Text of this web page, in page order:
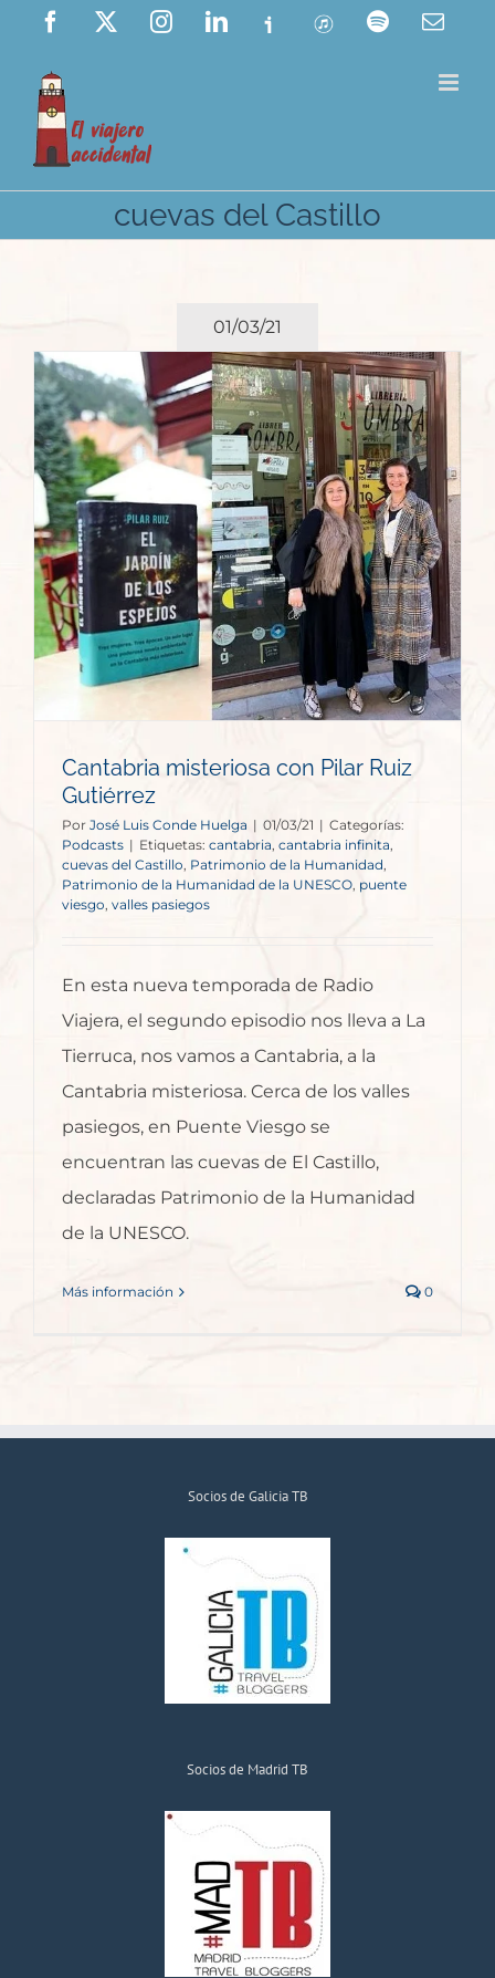
Saltar
contenido
Facebook InstagramLinkedIn
Ivoox ITunes Spotify
cuevas del Castillo
01/03/21
Cantabria misteriosa con Pilar Ruiz
Gutiérrez
Por José Luis Conde Huelga | 01/03/21 | Categorías:
Podcasts | Etiquetas: cantabria, cantabria infinita,
cuevas del Castillo, Patrimonio de la Humanidad,
Patrimonio de la Humanidad de la UNESCO, puente
viesgo, valles pasiegos
En esta nueva temporada de Radio
Viajera, el segundo episodio nos lleva a La
Tierruca, nos vamos a Cantabria, a la
Cantabria misteriosa. Cerca de los valles
pasiegos, en Puente Viesgo se
encuentran las cuevas de El Castillo,
declaradas Patrimonio de la Humanidad
de la UNESCO.
Más información 0
Socios de Galicia TB
Socios de Madrid TB